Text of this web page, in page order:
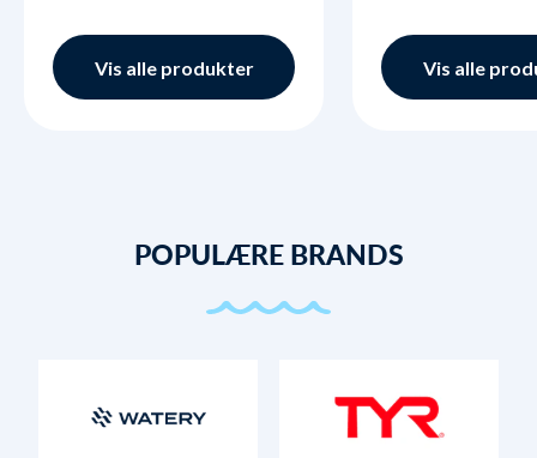
Vis alle produkter Vis alle
POPULÆRE BRANDS